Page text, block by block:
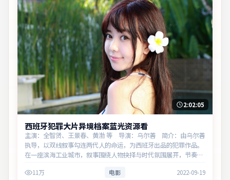
2:02:05
西班牙犯罪大片异境档案蓝光资源看
主演：全智贤、王景春、黄渤 等 导演：乌尔善 简介：由乌尔善
执导，以双线叙事勾连两代人的命运，为西班牙出品的犯罪作品。
在一座滨海工业城市，叙事围绕人物抉择与时代氛围展开，节奏紧
意义。
11万 电影 2022-09-19